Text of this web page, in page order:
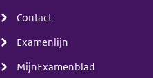
Contact
Examenlijn
MijnExamenblad